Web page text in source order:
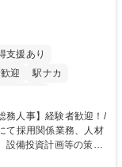
支援あり
迎
駅ナカ
あり
設備投資計画等の策
る幅広い総務人事業